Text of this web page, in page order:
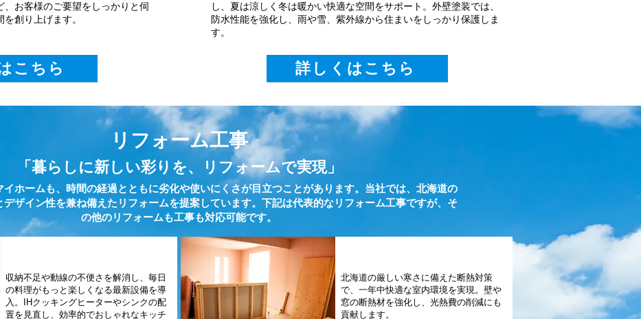
お客様のご要望をしっかりと伺
創り上げます。
こちら
し、夏は涼しく冬は暖かい快適な空間をサポート。外壁塗装では、
防水性能を強化し、雨や雪、紫外線から住まいをしっかり保護しま
す。
詳しくはこちら
リフォーム工事
「暮らしに新しい彩りを、リフォームで実現」
ホームも、時間の経過とともに劣化や使いにくさが目立つことがあります。当社では、北海道の
ザイン性を兼ね備えたリフォームを提案しています。下記は代表的なリフォーム工事ですが、そ
の他のリフォームも工事も対応可能です。
収納不足や動線の不便さを解消し、毎日
の料理がもっと楽しくなる最新設備を導
入。IHクッキングヒーターやシンクの配
置を見直し、効率的でおしゃれなキッチ
北海道の厳しい寒さに備えた断熱対策
で、一年中快適な室内環境を実現。壁や
窓の断熱材を強化し、光熱費の削減にも
貢献します。